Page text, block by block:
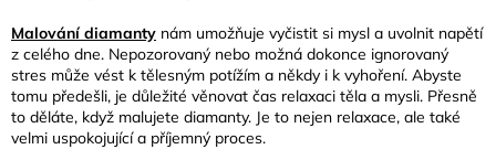
Malování diamanty nám umožňuje vyčistit si mysl a uvolnit napětí
z celého dne. Nepozorovaný nebo možná dokonce ignorovaný
stres může vést k tělesným potížím a někdy i k vyhoření. Abyste
tomu předešli, je důležité věnovat čas relaxaci těla a mysli. Přesně
to děláte, když malujete diamanty. Je to nejen relaxace, ale také
velmi uspokojující a příjemný proces.